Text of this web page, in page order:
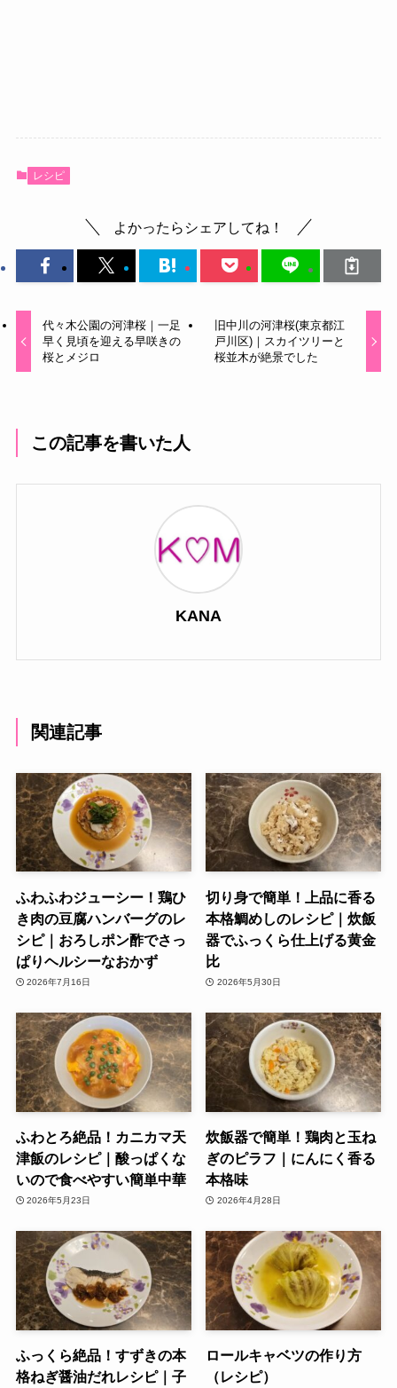
レシピ
よかったらシェアしてね！
代々木公園の河津桜｜一足
早く見頃を迎える早咲きの
桜とメジロ
旧中川の河津桜(東京都江
戸川区)｜スカイツリーと
桜並木が絶景でした
この記事を書いた人
KANA
関連記事
ふわふわジューシー！鶏ひ
き肉の豆腐ハンバーグのレ
シピ｜おろしポン酢でさっ
ぱりヘルシーなおかず
2026年7月16日
切り身で簡単！上品に香る
本格鯛めしのレシピ｜炊飯
器でふっくら仕上げる黄金
比
2026年5月30日
ふわとろ絶品！カニカマ天
津飯のレシピ｜酸っぱくな
いので食べやすい簡単中華
2026年5月23日
炊飯器で簡単！鶏肉と玉ね
ぎのピラフ｜にんにく香る
本格味
2026年4月28日
ふっくら絶品！すずきの本
格ねぎ醤油だれレシピ｜子
ロールキャベツの作り方
（レシピ）